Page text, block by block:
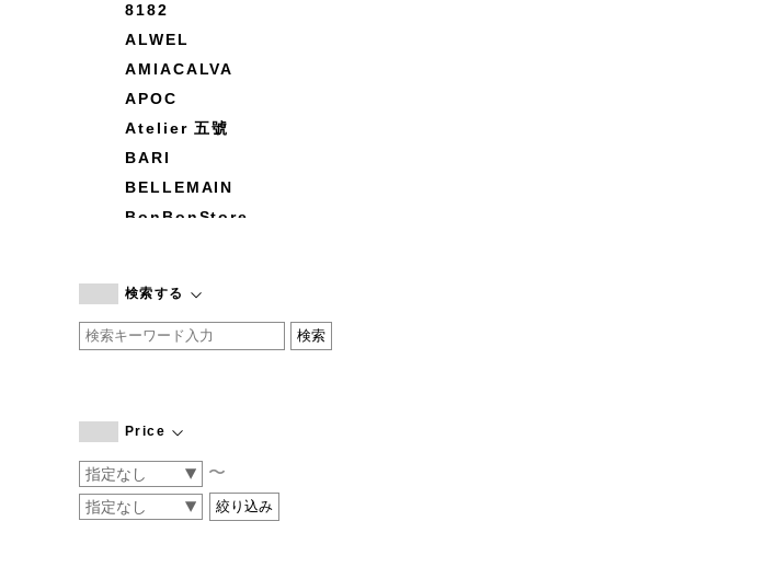
8182
ALWEL
AMIACALVA
APOC
Atelier 五號
BARI
BELLEMAIN
BonBonStore
by basics
CATWORTH
COGTHEBIGSMOKE
CONVERSE
DEAN & DELUCA
検索する
Price
〜